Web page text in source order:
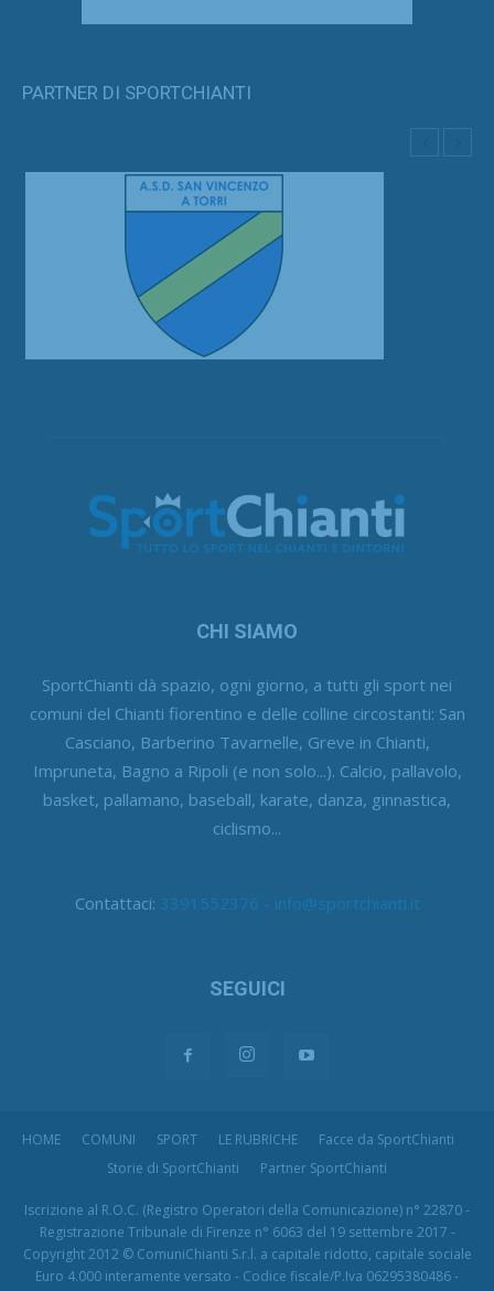
PARTNER DI SPORTCHIANTI
CHI SIAMO
SportChianti dà spazio, ogni giorno, a tutti gli sport nei
comuni del Chianti fiorentino e delle colline circostanti: San
Casciano, Barberino Tavarnelle, Greve in Chianti,
Impruneta, Bagno a Ripoli (e non solo...). Calcio, pallavolo,
basket, pallamano, baseball, karate, danza, ginnastica,
ciclismo...
Contattaci: 3391552376 - info@sportchianti.it
SEGUICI
HOME COMUNI SPORT LE RUBRICHE
Facce da SportChianti
Storie di SportChianti
Partner SportChianti
Iscrizione al R.O.C. (Registro Operatori della Comunicazione) n° 22870 -
Registrazione Tribunale di Firenze n° 6063 del 19 settembre 2017 -
Copyright 2012 © ComuniChianti S.r.l. a capitale ridotto, capitale sociale
Euro 4.000 interamente versato - Codice fiscale/P.Iva 06295380486 -